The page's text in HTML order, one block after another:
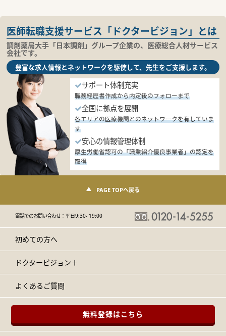
医師転職支援サービス「ドクタービジョン」とは
調剤薬局大手「日本調剤」グループ企業の、医療総合人材サービス
会社です。
豊富な求人情報とネットワークを駆使して、先生をご支援します。
サポート体制充実
職務経歴書作成から内定後のフォローまで
全国に拠点を展開
各エリアの医療機関とのネットワークを有していま
す
安心の情報管理体制
厚生労働省認可の「職業紹介優良事業者」の認定を
取得
PAGE TOPへ戻る
電話でのお問い合わせ：平日9:30- 19:00
初めての方へ
ドクタービジョン＋
よくあるご質問
無料登録はこちら